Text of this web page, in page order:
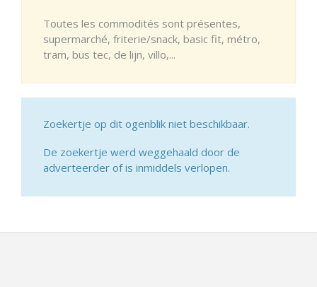
Toutes les commodités sont présentes,
supermarché, friterie/snack, basic fit, métro,
tram, bus tec, de lijn, villo,...
Zoekertje op dit ogenblik niet beschikbaar.
De zoekertje werd weggehaald door de
adverteerder of is inmiddels verlopen.